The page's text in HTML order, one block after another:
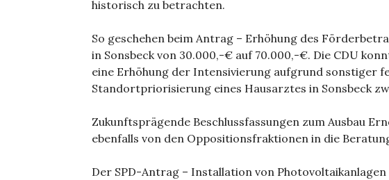
historisch zu betrachten.
So geschehen beim Antrag – Erhöhung des
in Sonsbeck von 30.000,-€ auf 70.000,-€. Die CDU
eine Erhöhung der Intensivierung aufgrund sonstiger
Standortpriorisierung eines Hausarztes in Sonsbeck
Zukunftsprägende Beschlussfassungen zum Ausbau
ebenfalls von den Oppositionsfraktionen in die
Der SPD-Antrag – Installation von